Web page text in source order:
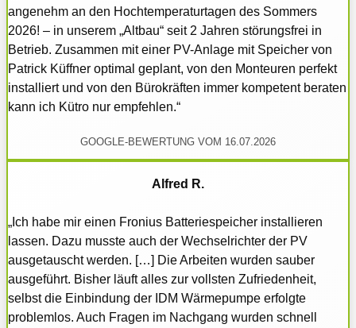
angenehm an den Hochtemperaturtagen des Sommers
2026! – in unserem „Altbau“ seit 2 Jahren störungsfrei in
Betrieb. Zusammen mit einer PV-Anlage mit Speicher von
Patrick Küffner optimal geplant, von den Monteuren perfekt
installiert und von den Bürokräften immer kompetent beraten
kann ich Kütro nur empfehlen.“
GOOGLE-BEWERTUNG VOM 16.07.2026
Alfred R.
„Ich habe mir einen Fronius Batteriespeicher installieren
lassen. Dazu musste auch der Wechselrichter der PV
ausgetauscht werden. […] Die Arbeiten wurden sauber
ausgeführt. Bisher läuft alles zur vollsten Zufriedenheit,
selbst die Einbindung der IDM Wärmepumpe erfolgte
problemlos. Auch Fragen im Nachgang wurden schnell